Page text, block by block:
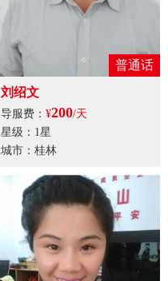
普通话
刘绍文
导服费： ¥200/天
星级：1星
城市：桂林